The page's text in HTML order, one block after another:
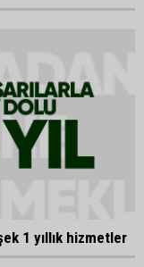
1 yıllık hizmetler